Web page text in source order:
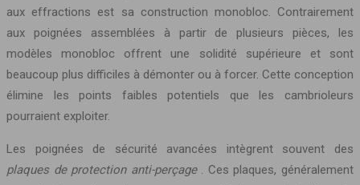
aux effractions est sa construction monobloc. Contrairement
aux poignées assemblées à partir de plusieurs pièces, les
modèles monobloc offrent une solidité supérieure et sont
beaucoup plus difficiles à démonter ou à forcer. Cette conception
élimine les points faibles potentiels que les cambrioleurs
pourraient exploiter.
Les poignées de sécurité avancées intègrent souvent des
plaques de protection anti-perçage . Ces plaques, généralement